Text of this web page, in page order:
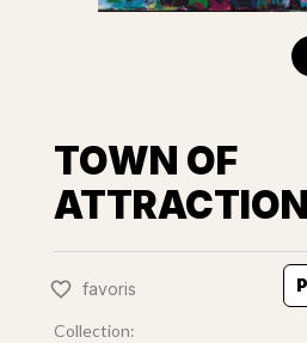
TOWN OF
ATTRACTION
favoris
Collection: